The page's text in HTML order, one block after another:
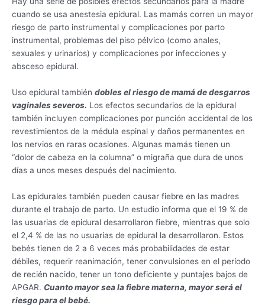
cuando se usa anestesia epidural. Las mamás corren un mayor
riesgo de parto instrumental y complicaciones por parto
instrumental, problemas del piso pélvico (como anales,
sexuales y urinarios) y complicaciones por infecciones y
absceso epidural.
Uso epidural también doblesel riesgo de mamá de desgarros
vaginales severos. Los efectos secundarios de la epidural
también incluyen complicaciones por punción accidental de los
revestimientos de la médula espinal y daños permanentes en
los nervios en raras ocasiones. Algunas mamás tienen un
“dolor de cabeza en la columna” o migraña que dura de unos
días a unos meses después del nacimiento.
Las epidurales también pueden causar fiebre en las madres
durante el trabajo de parto. Un estudio informa que el 19 % de
las usuarias de epidural desarrollaron fiebre, mientras que solo
el 2,4 % de las no usuarias de epidural la desarrollaron. Estos
bebés tienen de 2 a 6 veces más probabilidades de estar
débiles, requerir reanimación, tener convulsiones en el período
de recién nacido, tener un tono deficiente y puntajes bajos de
APGAR. Cuanto mayor sea la fiebre materna, mayor será el
riesgo para el bebé.